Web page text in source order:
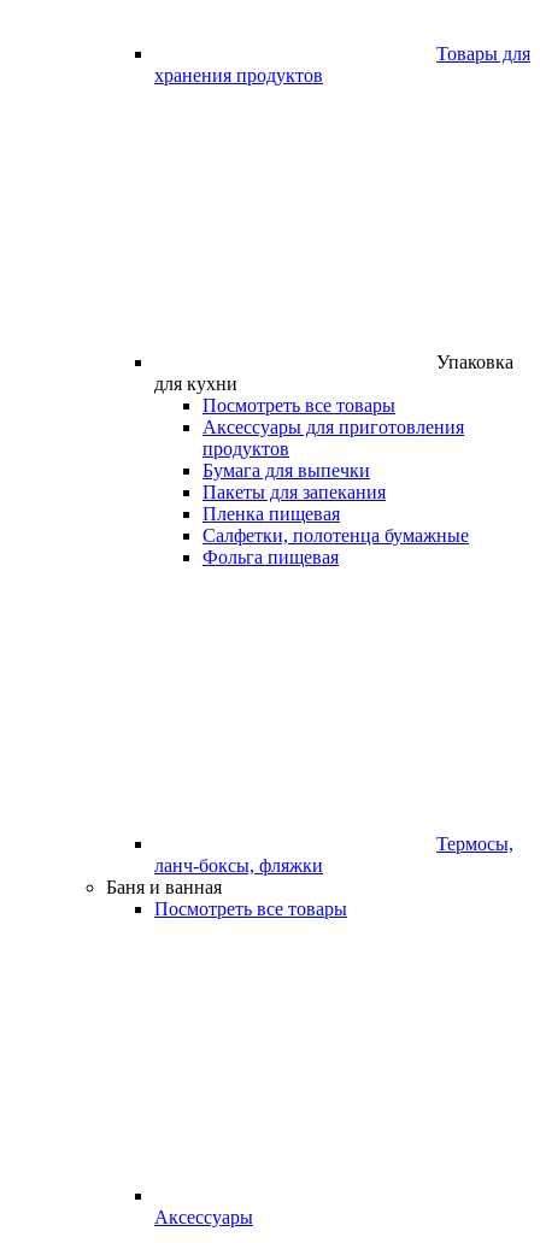
Товары для
хранения продуктов
Упаковка
для кухни
Посмотреть все товары
Аксессуары для приготовления
продуктов
Бумага для выпечки
Пакеты для запекания
Пленка пищевая
Салфетки, полотенца бумажные
Фольга пищевая
Термосы,
ланч-боксы, фляжки
Баня и ванная
Посмотреть все товары
Аксессуары